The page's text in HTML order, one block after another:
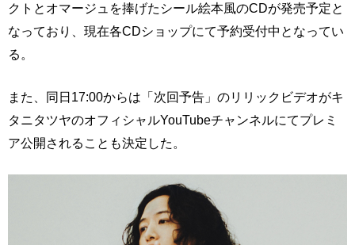
クトとオマージュを捧げたシール絵本風のCDが発売予定と
なっており、現在各CDショップにて予約受付中となってい
る。
また、同日17:00からは「次回予告」のリリックビデオがキ
タニタツヤのオフィシャルYouTubeチャンネルにてプレミ
ア公開されることも決定した。